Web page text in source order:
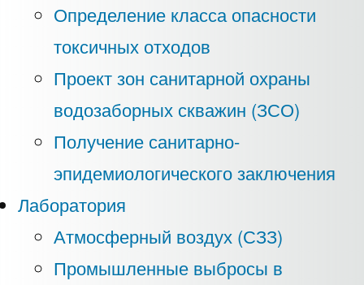
Определение класса опасности
токсичных отходов
Проект зон санитарной охраны
водозаборных скважин (ЗСО)
Получение санитарно-
эпидемиологического заключения
Лаборатория
Атмосферный воздух (СЗЗ)
Промышленные выбросы в